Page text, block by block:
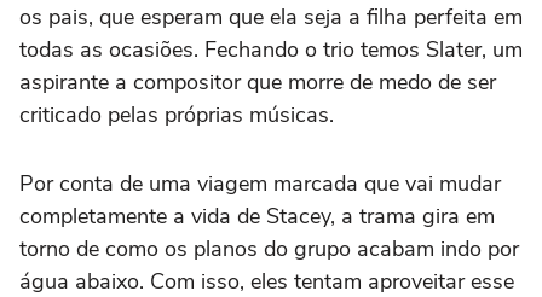
os pais, que esperam que ela seja a filha perfeita em
todas as ocasiões. Fechando o trio temos Slater, um
aspirante a compositor que morre de medo de ser
criticado pelas próprias músicas.
Por conta de uma viagem marcada que vai mudar
completamente a vida de Stacey, a trama gira em
torno de como os planos do grupo acabam indo por
água abaixo. Com isso, eles tentam aproveitar esse